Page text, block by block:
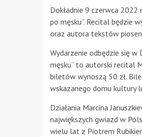
Dokładnie 9 czerwca 2022
po męsku”. Recital będzie
oraz autora tekstów
Wydarzenie odbędzie się w
męsku” to autorski recital
biletów wynoszą 50 zł.
wskazanego domu kultury
Działania Marcina
największych gwiazd w
wielu lat z Piotrem